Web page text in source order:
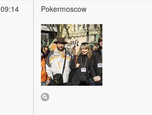
09:14 Pokermoscow